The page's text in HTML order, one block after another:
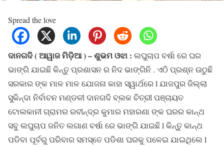
Spread the love
ଦାନଗଦି ( ଆୱାଜ ମିଡ଼ିଆ ) – ଶୁଭମ ଓଝା : ଲଘୁଚାପ ବର୍ଷା ରେ ଘର
ଭାଙ୍ଗି ଯାଇଛି କିନ୍ତୁ ପ୍ରଶାସନ ର ନିଦ ଭାଙ୍ଗିନି . ଏଠି ପ୍ରଶ୍ନ ଉଠୁଛି
ସରକାର ଙ୍କ ମାଳ ମାଳ ଯୋଜନା କାହା ସ୍ୱାର୍ଥରେ l ଯାଜପୁର ଜିଲ୍ଲା
ସୁକିନ୍ଦା ନିର୍ବାଚନ ମଣ୍ଡଳୀ ଦାନଗଦି ବ୍ଲକ ଚିତ୍ରୀ ପଞ୍ଚାୟତ
ଟୋଲକାନୀ ଗ୍ରାମର ରବୀନ୍ଦ୍ର କୁମାର ମହାରଣା ଙ୍କ ଘରର କାନ୍ଥ
ସବୁ ଲଘୁଚାପ ଜନିତ ଲଗାଣ ବର୍ଷା ରେ ଭାଙ୍ଗି ଯାଇଛି l କିନ୍ତୁ କାନ୍ଥ
ପଡିବା ପୂର୍ବରୁ ପରିବାର ସମସ୍ତେ ପଡିଶା ଘରକୁ ପଳେଇ ଯାଇଥିଲେ l